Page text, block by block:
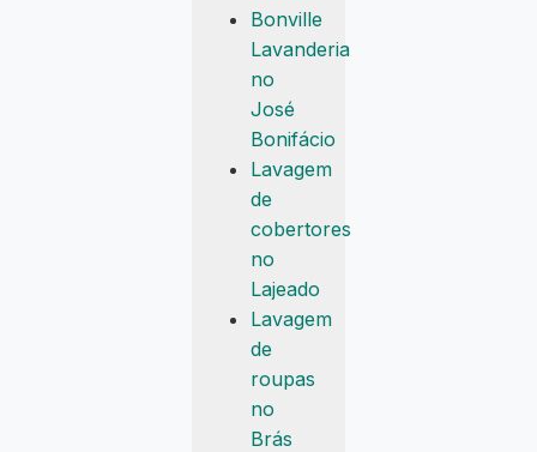
Bonville
Lavanderia
no
José
Bonifácio
Lavagem
de
cobertores
no
Lajeado
Lavagem
de
roupas
no
Brás